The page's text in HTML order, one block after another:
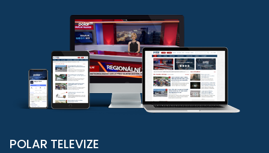
POLAR TELEVIZE